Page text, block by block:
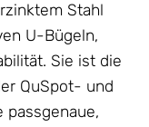
Stahl
U-Bügeln,
Sie ist die
QuSpot- und
passgenaue,